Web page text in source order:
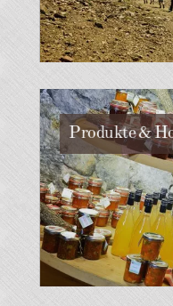
Produkte &